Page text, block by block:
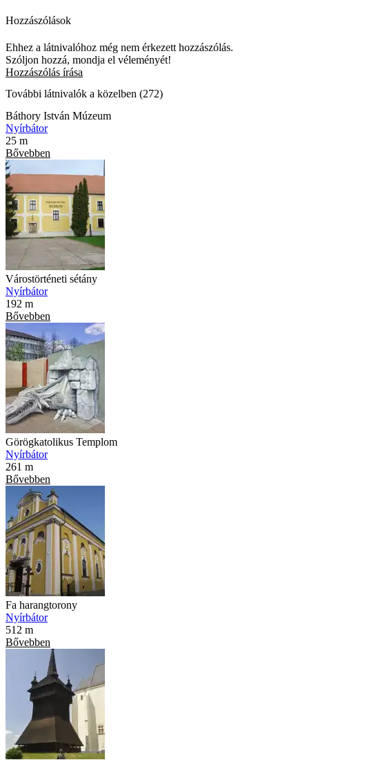
Hozzászólások
Ehhez a látnivalóhoz még nem érkezett hozzászólás.
Szóljon hozzá, mondja el véleményét!
Hozzászólás írása
További látnivalók a közelben (272)
Báthory István Múzeum
Nyírbátor
25 m
Bővebben
Várostörténeti sétány
Nyírbátor
192 m
Bővebben
Görögkatolikus Templom
Nyírbátor
261 m
Bővebben
Fa harangtorony
Nyírbátor
512 m
Bővebben